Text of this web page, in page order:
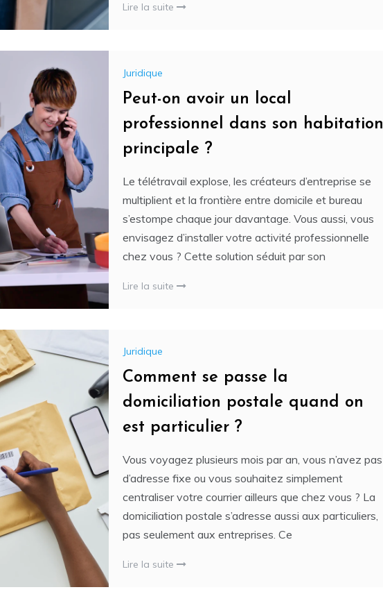
Lire la suite
Juridique
Peut-on avoir un local
professionnel dans son habitation
principale ?
Le télétravail explose, les créateurs d’entreprise se
multiplient et la frontière entre domicile et bureau
s’estompe chaque jour davantage. Vous aussi, vous
envisagez d’installer votre activité professionnelle
chez vous ? Cette solution séduit par son
Lire la suite
Juridique
Comment se passe la
domiciliation postale quand on
est particulier ?
Vous voyagez plusieurs mois par an, vous n’avez pas
d’adresse fixe ou vous souhaitez simplement
centraliser votre courrier ailleurs que chez vous ? La
domiciliation postale s’adresse aussi aux particuliers,
pas seulement aux entreprises. Ce
Lire la suite